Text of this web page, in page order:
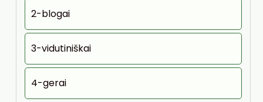
2-blogai
3-vidutiniškai
4-gerai